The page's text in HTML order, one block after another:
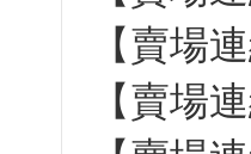
【賣場
【賣場